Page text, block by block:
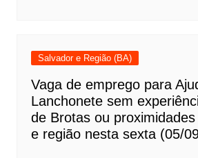
Salvador e Região (BA)
Vaga de emprego para
Lanchonete sem
de Brotas ou
e região nesta sexta (05/